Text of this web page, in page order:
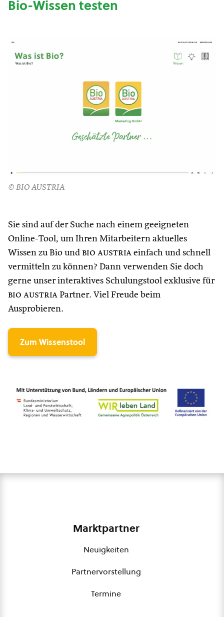
Bio-Wissen testen
© BIO AUSTRIA
Sie sind auf der Suche nach einem geeigneten
Online-Tool, um Ihren Mitarbeitern aktuelles
Wissen zu Bio und bio austria einfach und schnell
vermitteln zu können? Dann verwenden Sie doch
gerne unser interaktives Schulungstool exklusive für
bio austria Partner. Viel Freude beim
Ausprobieren.
Zum Wissenstool
Marktpartner
Neuigkeiten
Partnervorstellung
Termine